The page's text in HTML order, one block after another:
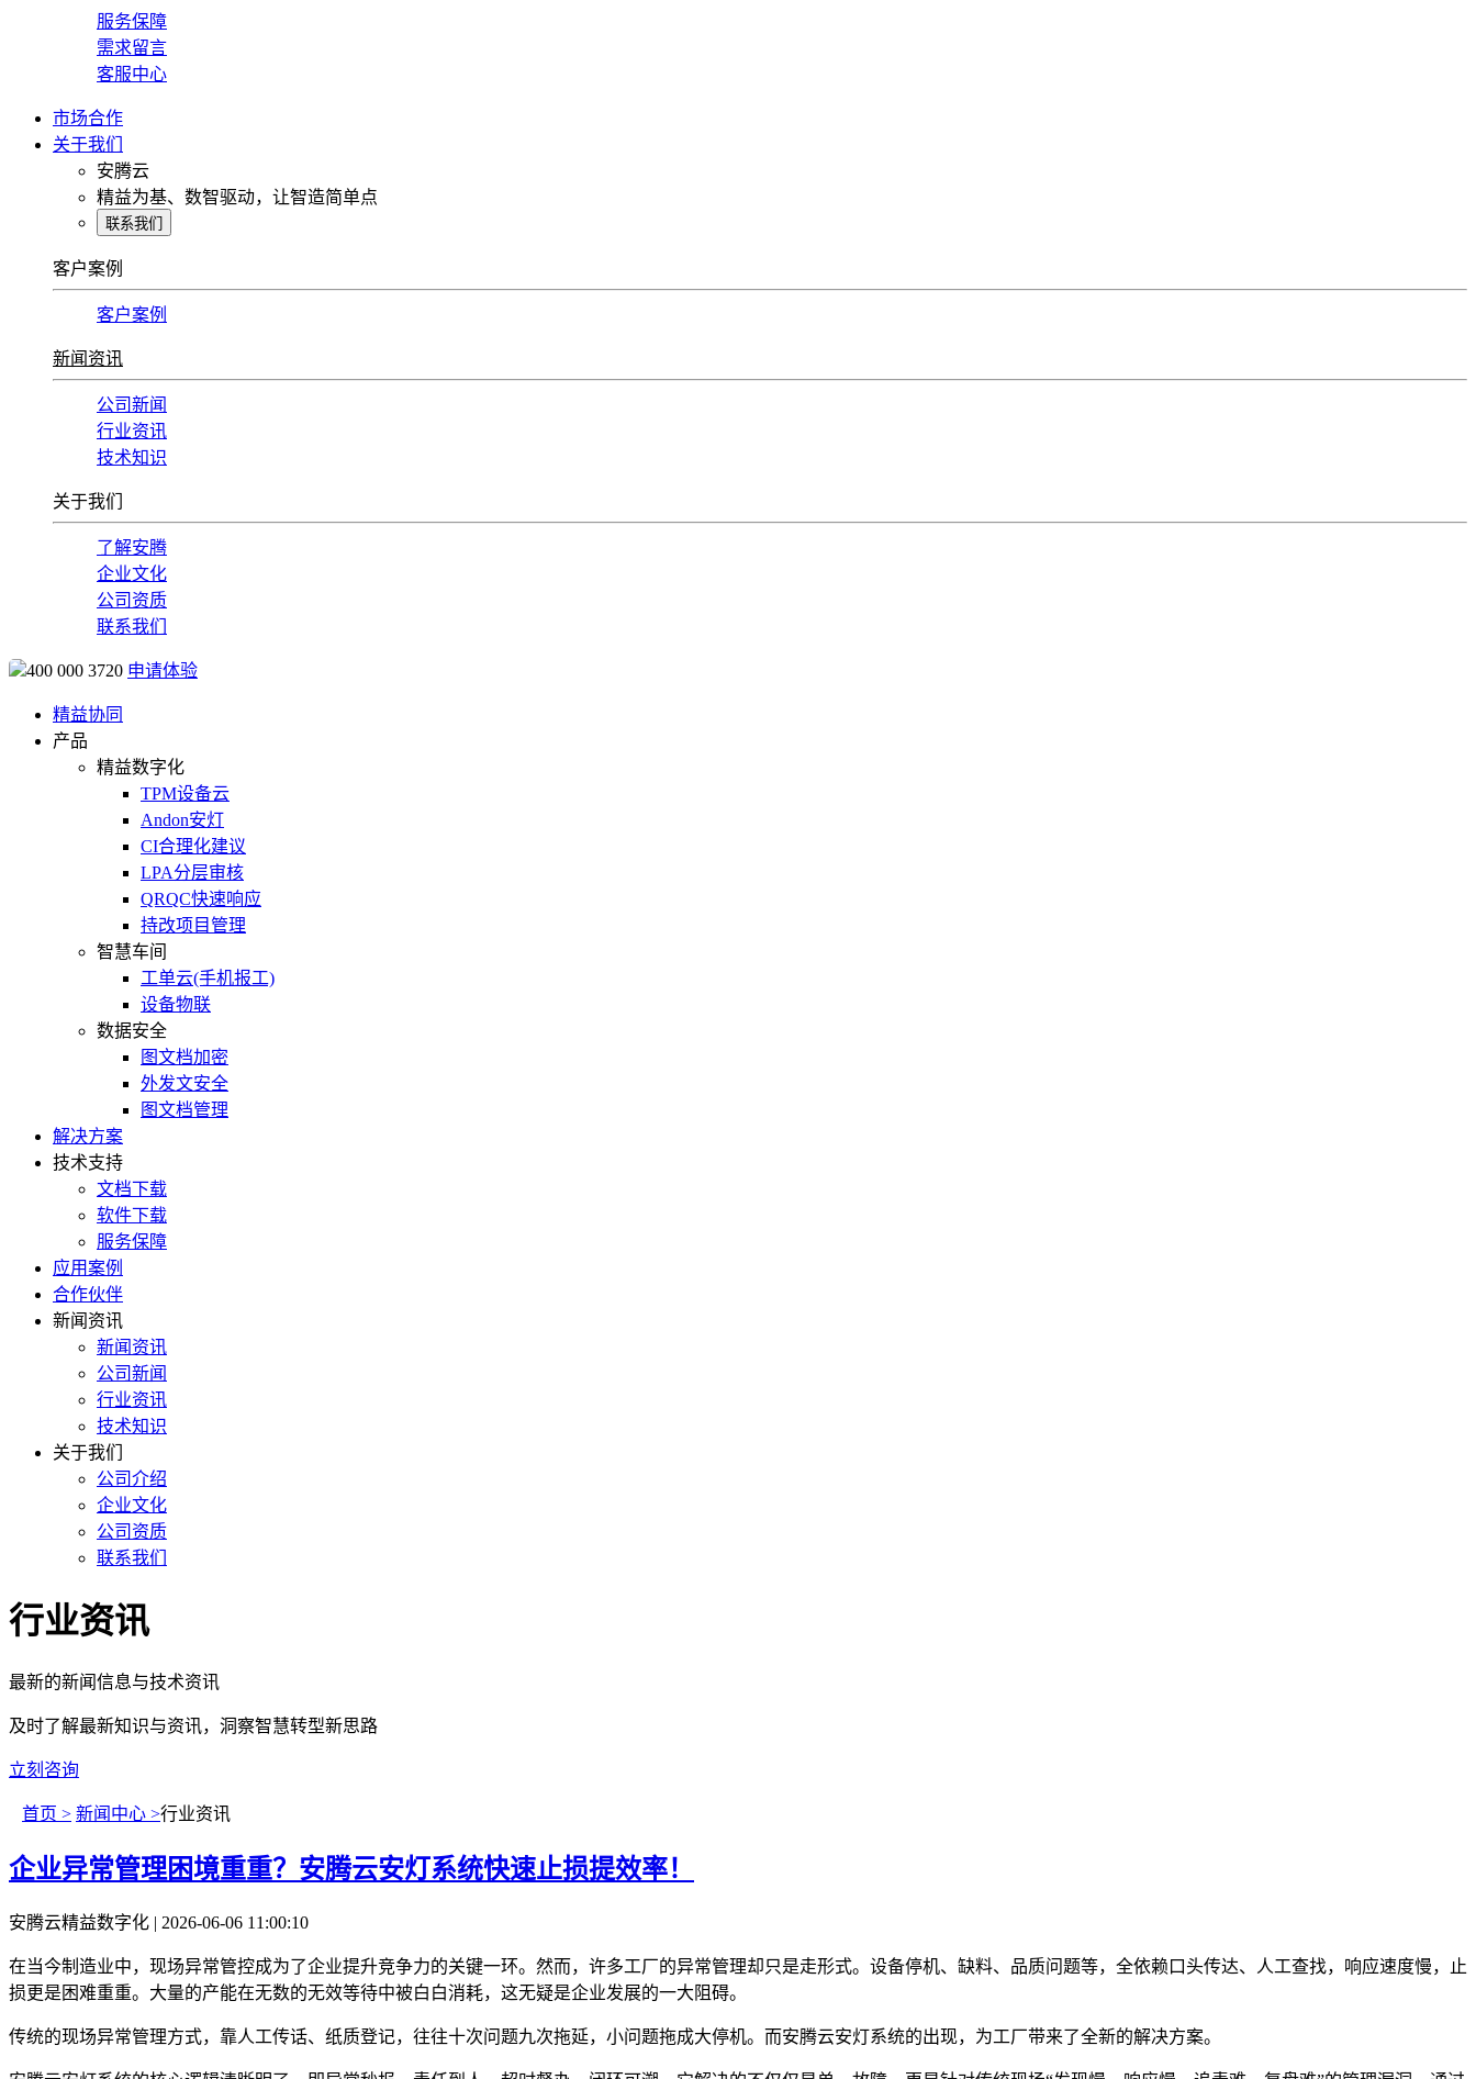
服务保障
需求留言
客服中心
市场合作
关于我们
安腾云
精益为基、数智驱动，让智造简单点
联系我们
客户案例
客户案例
新闻资讯
公司新闻
行业资讯
技术知识
关于我们
了解安腾
企业文化
公司资质
联系我们
400 000 3720 申请体验
精益协同
产品
精益数字化
TPM设备云
Andon安灯
CI合理化建议
LPA分层审核
QRQC快速响应
持改项目管理
智慧车间
工单云(手机报工)
设备物联
数据安全
图文档加密
外发文安全
图文档管理
解决方案
技术支持
文档下载
软件下载
服务保障
应用案例
合作伙伴
新闻资讯
新闻资讯
公司新闻
行业资讯
技术知识
关于我们
公司介绍
企业文化
公司资质
联系我们
行业资讯
最新的新闻信息与技术资讯
及时了解最新知识与资讯，洞察智慧转型新思路
立刻咨询
首页 > 新闻中心 >行业资讯
企业异常管理困境重重？安腾云安灯系统快速止损提效率！
安腾云精益数字化 | 2026-06-06 11:00:10
在当今制造业中，现场异常管控成为了企业提升竞争力的关键一环。然而，许多工厂的异常管理却只是走形式。设备停机、缺料、品质问题等，全依赖口头传达、人工查找，响应速度慢，止
损更是困难重重。大量的产能在无数的无效等待中被白白消耗，这无疑是企业发展的一大阻碍。
传统的现场异常管理方式，靠人工传话、纸质登记，往往十次问题九次拖延，小问题拖成大停机。而安腾云安灯系统的出现，为工厂带来了全新的解决方案。